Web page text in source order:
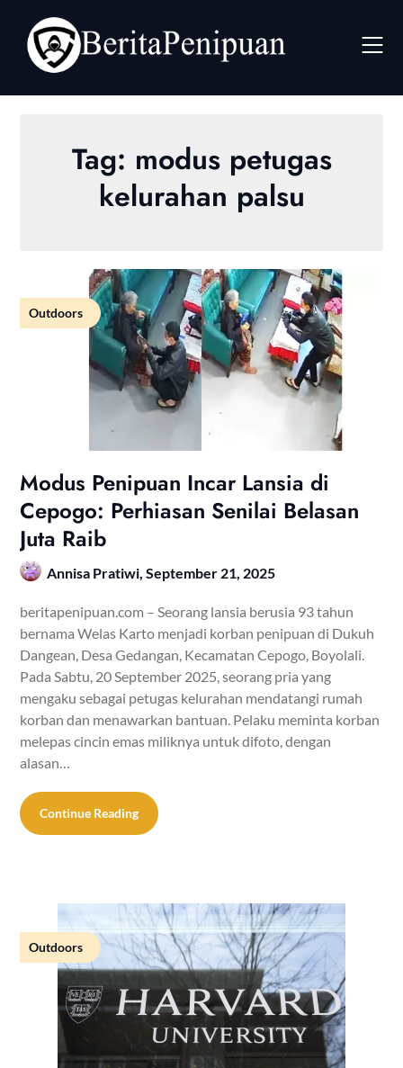
content
Tag: modus petugas
kelurahan palsu
Outdoors
Modus Penipuan Incar Lansia di
Cepogo: Perhiasan Senilai Belasan
Juta Raib
Annisa Pratiwi,September 21, 2025
beritapenipuan.com – Seorang lansia berusia 93 tahun
bernama Welas Karto menjadi korban penipuan di Dukuh
Dangean, Desa Gedangan, Kecamatan Cepogo, Boyolali.
Pada Sabtu, 20 September 2025, seorang pria yang
mengaku sebagai petugas kelurahan mendatangi rumah
korban dan menawarkan bantuan. Pelaku meminta korban
melepas cincin emas miliknya untuk difoto, dengan
alasan…
Continue Reading
Outdoors